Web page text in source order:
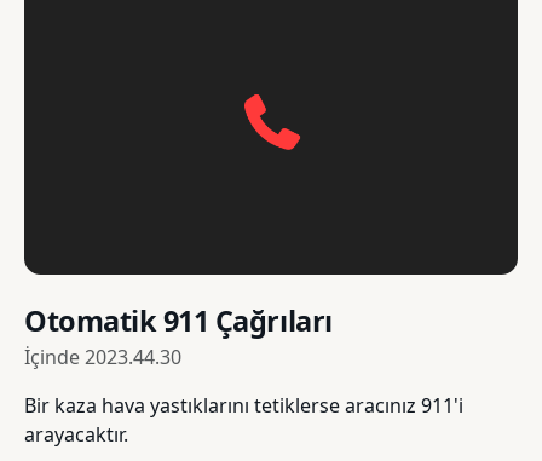
Otomatik 911 Çağrıları
İçinde2023.44.30
Bir kaza hava yastıklarını tetiklerse aracınız 911'i
arayacaktır.